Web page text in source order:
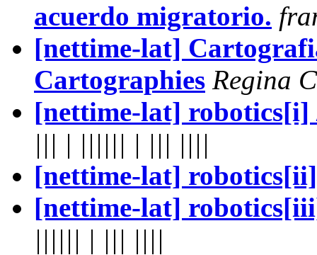
acuerdo migratorio.
[nettime-lat]
Cartographies Regina
[nettime-lat] robotics[i]
||| | |||||| | ||| ||||
[nettime-lat]
[nettime-lat]
|||||| | ||| ||||